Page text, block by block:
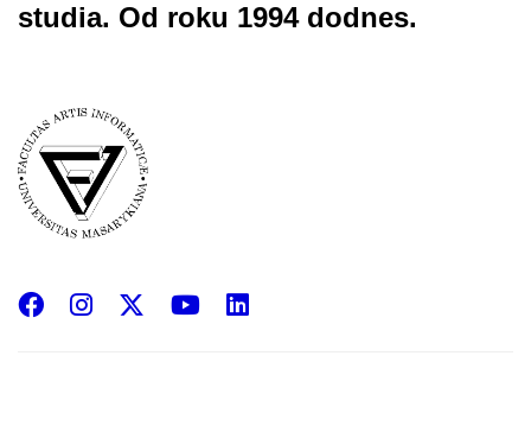
studia. Od roku 1994 dodnes.
Facebook
InstagramYouTube